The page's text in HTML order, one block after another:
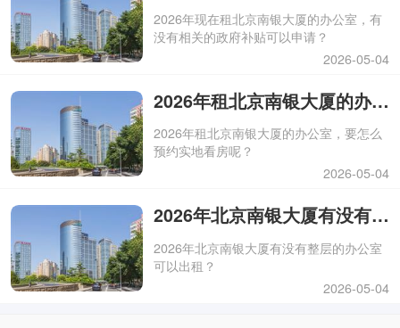
2026年现在租北京南银大厦的办公室，有
没有相关的政府补贴可以申请？
2026-05-04
2026年租北京南银大厦的办公室，要怎么预约实地看房呢？
2026年租北京南银大厦的办公室，要怎么
预约实地看房呢？
2026-05-04
2026年北京南银大厦有没有整层的办公室可以出租？
2026年北京南银大厦有没有整层的办公室
可以出租？
2026-05-04